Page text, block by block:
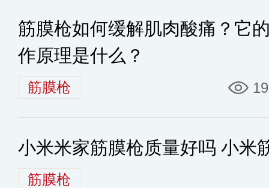
筋膜枪如何缓解肌肉酸痛？它
作原理是什么？
筋膜枪
小米米家筋膜枪质量好吗 小米
筋膜枪